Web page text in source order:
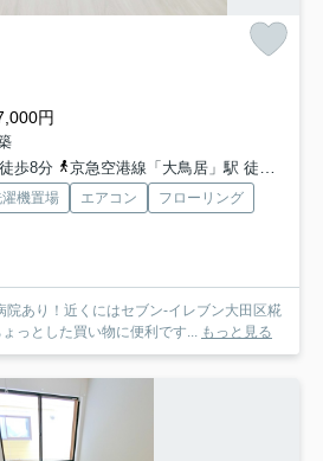
円
歩8分
京急空港線「大鳥居」駅 徒歩5分
機置場 エアコン
フローリング
院あり！近くにはセブン-イレブン大田区糀
っとした買い物に便利です... もっと見る